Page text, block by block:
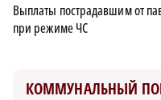
Выплаты пострадавшим от
при режиме ЧС
КОММУНАЛЬНЫЙ